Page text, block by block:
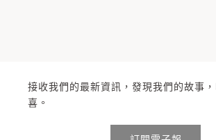
接收我們的最新資訊，發現我們的故事
喜。